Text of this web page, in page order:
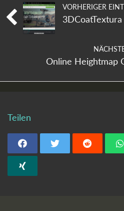
VORHERIGER
3DCoatTextura
Online Heightmap
Teilen